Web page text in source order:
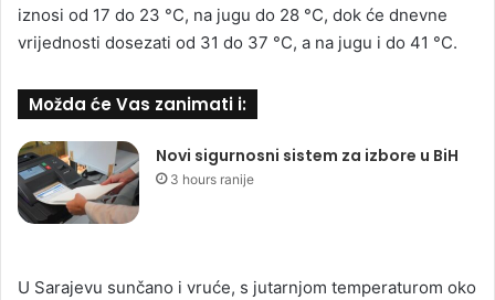
iznosi od 17 do 23 °C, na jugu do 28 °C, dok će dnevne
vrijednosti dosezati od 31 do 37 °C, a na jugu i do 41 °C.
Možda će Vas zanimati i:
Novi sigurnosni sistem za izbore u BiH
3 hours ranije
U Sarajevu sunčano i vruće, s jutarnjom temperaturom oko